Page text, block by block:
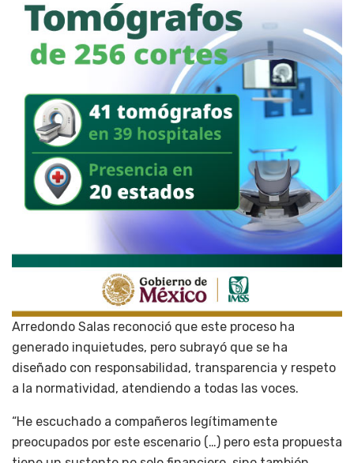
Arredondo Salas reconoció que este proceso ha
generado inquietudes, pero subrayó que se ha
diseñado con responsabilidad, transparencia y respeto
a la normatividad, atendiendo a todas las voces.
“He escuchado a compañeros legítimamente
preocupados por este escenario (…) pero esta propuesta